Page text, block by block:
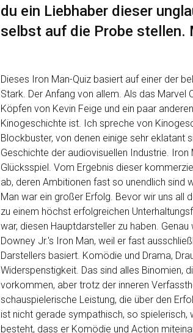
du ein Liebhaber dieser
selbst auf die Probe stellen.
Dieses Iron Man-Quiz basiert auf einer der
Stark. Der Anfang von allem. Als das Marvel
Köpfen von Kevin Feige und ein paar
Kinogeschichte ist. Ich spreche von
Blockbuster, von denen einige sehr eklatant
Geschichte der audiovisuellen Industrie.
Glücksspiel. Vom Ergebnis dieser
ab, deren Ambitionen fast so unendlich sind
Man war ein großer Erfolg. Bevor wir uns all
zu einem höchst erfolgreichen
war, diesen Hauptdarsteller zu haben.
Downey Jr.'s Iron Man, weil er fast
Darstellers basiert. Komödie und Drama,
Widerspenstigkeit. Das sind alles Binomien,
vorkommen, aber trotz der inneren
schauspielerische Leistung, die über den
ist nicht gerade sympathisch, so
besteht, dass er Komödie und Action